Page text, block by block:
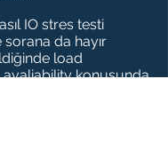
IO stres testi
sorana da hayır
load
konusunda